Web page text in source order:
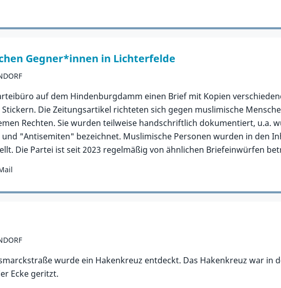
Gegner*innen in Lichterfelde
auf dem Hindenburgdamm einen Brief mit Kopien
Die Zeitungsartikel richteten sich gegen muslimische
Rechten. Sie wurden teilweise handschriftlich dokumentiert, u.a.
"Antisemiten" bezeichnet. Muslimische Personen wurden in den
Die Partei ist seit 2023 regelmäßig von ähnlichen Briefeinwürfen
wurde ein Hakenkreuz entdeckt. Das Hakenkreuz war in
Ecke geritzt.